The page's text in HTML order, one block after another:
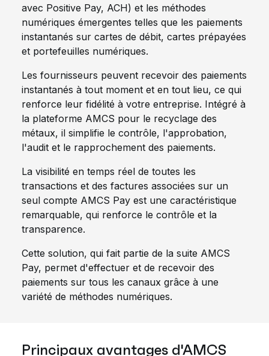
avec Positive Pay, ACH) et les méthodes
numériques émergentes telles que les paiements
instantanés sur cartes de débit, cartes prépayées
et portefeuilles numériques.
Les fournisseurs peuvent recevoir des paiements
instantanés à tout moment et en tout lieu, ce qui
renforce leur fidélité à votre entreprise. Intégré à
la plateforme AMCS pour le recyclage des
métaux, il simplifie le contrôle, l'approbation,
l'audit et le rapprochement des paiements.
La visibilité en temps réel de toutes les
transactions et des factures associées sur un
seul compte AMCS Pay est une caractéristique
remarquable, qui renforce le contrôle et la
transparence.
Cette solution, qui fait partie de la suite AMCS
Pay, permet d'effectuer et de recevoir des
paiements sur tous les canaux grâce à une
variété de méthodes numériques.
Principaux avantages d'AMCS